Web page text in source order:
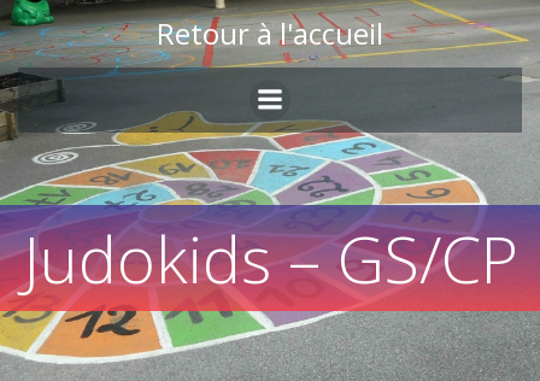
Skip
to
content
Retour à l'accueil
Judokids – GS/CP